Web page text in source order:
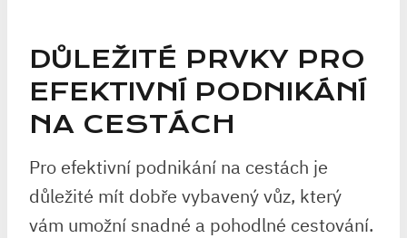
DŮLEŽITÉ PRVKY PRO
EFEKTIVNÍ PODNIKÁNÍ
NA CESTÁCH
Pro efektivní podnikání na cestách je
důležité mít dobře vybavený vůz, který
vám umožní snadné a pohodlné cestování.